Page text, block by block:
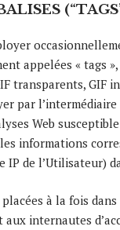
appelées « tags
transparents, GIF
par l’intermédiaire
Web
informations
IP de l’Utilisateur)
à la fois
internautes